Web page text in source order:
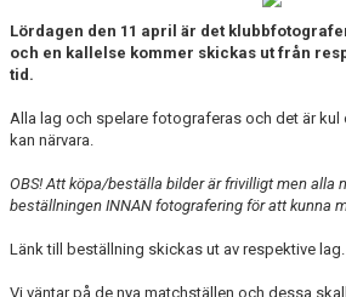
KONTAKT
KALENDER
DOKUMENT
MATCHER
Lördagen den 11 april är det
och en kallelse kommer skickas ut från
tid.
Alla lag och spelare fotograferas och det är
kan närvara.
OBS! Att köpa/beställa bilder är frivilligt men alla
beställningen INNAN fotografering för att kunna
Länk till beställning skickas ut av respektive lag.
Vi väntar på de nya matchställen och dessa